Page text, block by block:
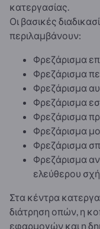
κατεργασίας.
Οι βασικές
περιλαμβάνουν:
Φρεζάρισμα
Φρεζάρισμα
Φρεζάρισμα
Φρεζάρισμα
Φρεζάρισμα
Φρεζάρισμα
Φρεζάρισμα
Φρεζάρισμα
ελεύθερου
Στα κέντρα
διάτρηση οπών, η
εφαρμογών και η